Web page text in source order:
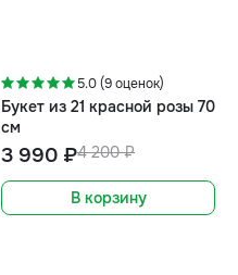
5.0 (9 оценок)
Букет из 21 красной розы 70
см
4 200 ₽
3 990 ₽
В корзину